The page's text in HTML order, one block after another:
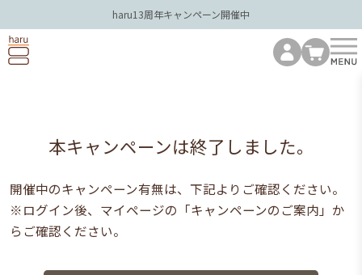
haru13周年キャンペーン開催中
本キャンペーンは終了しました。
開催中のキャンペーン有無は、下記よりご確認ください。
※ログイン後、マイページの「キャンペーンのご案内」か
らご確認ください。